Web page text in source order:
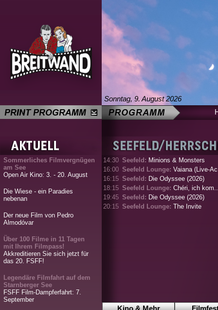
Sonntag, 9. August 2026
Sommerliches Filmvergnügen
am See
Open Air Kino: 3. - 20. August
Die Wiese - ein Paradies
nebenan
Der neue Film von Pedro
Almodóvar
Über 100 Filme in 11 Tagen
mit Ihrem Filmpass!
Akkreditieren Sie sich jetzt für
das 20. FSFF!
Legendäre Filmfahrt auf dem
Starnberger See
FSFF Film-Dampferfahrt: 7.
September
14:30 Seefeld: Minions & Monsters
16:00 Seefeld Lounge: Vaiana (Live-
16:15 Seefeld: Die Odyssee (2026)
18:15 Seefeld Lounge: Chéri, ich
19:45 Seefeld: Die Odyssee (2026)
20:15 Seefeld Lounge: The Invite
Kino & Mehr